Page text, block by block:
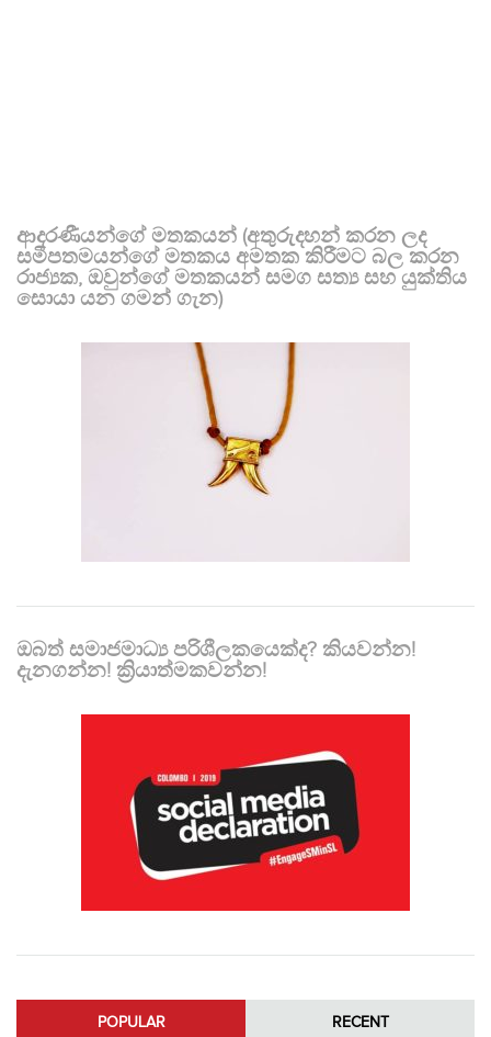
ආදරණීයන්ගේ මතකයන් (අතුරුදහන් කරන ලද
සමීපතමයන්ගේ මතකය අමතක කිරීමට බල කරන
රාජ්‍යක, ඔවුන්ගේ මතකයන් සමග සත්‍ය සහ යුක්තිය
සොයා යන ගමන් ගැන)
ඔබත් සමාජමාධ්‍ය පරිශීලකයෙක්ද? කියවන්න!
දැනගන්න! ක්‍රියාත්මකවන්න!
POPULAR RECENT